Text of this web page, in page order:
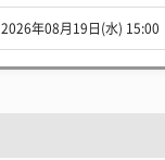
2026年08月19日(水) 15:00